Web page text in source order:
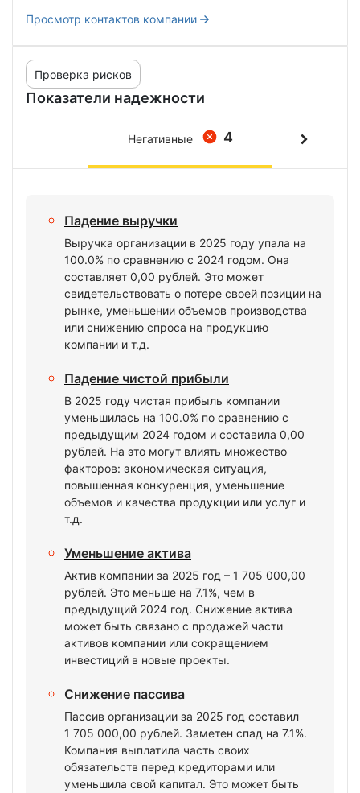
Просмотр контактов компании
Показатели надежности
Проверка рисков
4
Негативные
Падение выручки
Выручка организации в 2025 году упала на
100.0% по сравнению с 2024 годом. Она
составляет 0,00 рублей. Это может
свидетельствовать о потере своей позиции на
рынке, уменьшении объемов производства
или снижению спроса на продукцию
компании и т.д.
Падение чистой прибыли
В 2025 году чистая прибыль компании
уменьшилась на 100.0% по сравнению с
предыдущим 2024 годом и составила 0,00
рублей. На это могут влиять множество
факторов: экономическая ситуация,
повышенная конкуренция, уменьшение
объемов и качества продукции или услуг и
т.д.
Уменьшение актива
Актив компании за 2025 год – 1 705 000,00
рублей. Это меньше на 7.1%, чем в
предыдущий 2024 год. Снижение актива
может быть связано с продажей части
активов компании или сокращением
инвестиций в новые проекты.
Снижение пассива
Пассив организации за 2025 год составил
1 705 000,00 рублей. Заметен спад на 7.1%.
Компания выплатила часть своих
обязательств перед кредиторами или
уменьшила свой капитал. Это может быть